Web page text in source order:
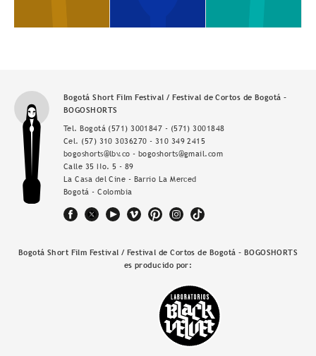
Bogotá Short Film Festival / Festival de Cortos de Bogotá -
BOGOSHORTS
Tel. Bogotá (571) 3001847 - (571) 3001848
Cel. (57) 310 3036270 - 310 349 2415
bogoshorts@lbv.co - bogoshorts@gmail.com
Calle 35 No. 5 - 89
La Casa del Cine - Barrio La Merced
Bogotá - Colombia
Bogotá Short Film Festival / Festival de Cortos de Bogotá - BOGOSHORTS
es producido por: